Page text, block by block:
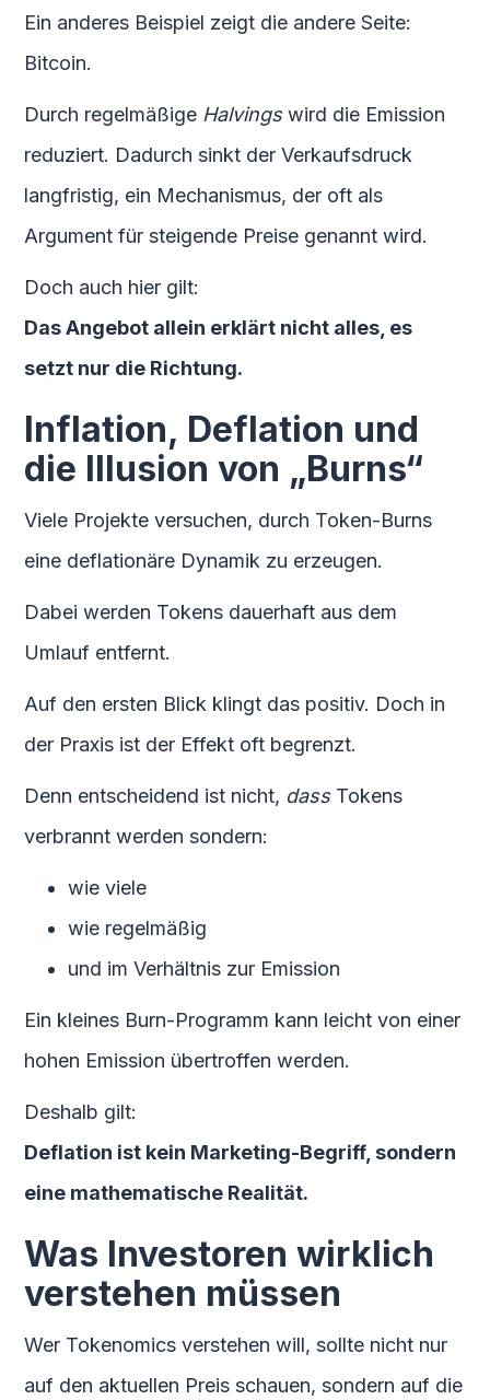
Ein anderes Beispiel zeigt die andere Seite:
Bitcoin.
Durch regelmäßige Halvingswird die Emission
reduziert. Dadurch sinkt der Verkaufsdruck
langfristig, ein Mechanismus, der oft als
Argument für steigende Preise genannt wird.
Doch auch hier gilt:
Das Angebot allein erklärt nicht alles, es
setzt nur die Richtung.
Inflation, Deflation und
die Illusion von „Burns“
Viele Projekte versuchen, durch Token-Burns
eine deflationäre Dynamik zu erzeugen.
Dabei werden Tokens dauerhaft aus dem
Umlauf entfernt.
Auf den ersten Blick klingt das positiv. Doch in
der Praxis ist der Effekt oft begrenzt.
Denn entscheidend ist nicht, dassTokens
verbrannt werden sondern:
wie viele
wie regelmäßig
und im Verhältnis zur Emission
Ein kleines Burn-Programm kann leicht von einer
hohen Emission übertroffen werden.
Deshalb gilt:
Deflation ist kein Marketing-Begriff, sondern
eine mathematische Realität.
Was Investoren wirklich
verstehen müssen
Wer Tokenomics verstehen will, sollte nicht nur
auf den aktuellen Preis schauen, sondern auf die